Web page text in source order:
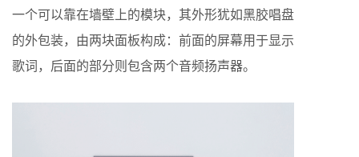
一个可以靠在墙壁上的模块，其外形犹如黑胶唱盘
的外包装，由两块面板构成：前面的屏幕用于显示
歌词，后面的部分则包含两个音频扬声器。